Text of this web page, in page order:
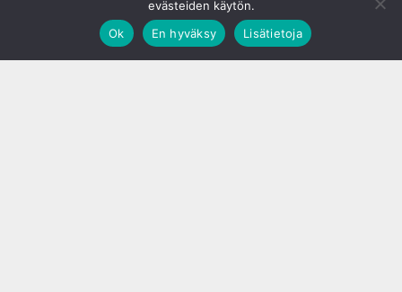
evästeiden käytön.
Ok
En hyväksy Lisätietoja